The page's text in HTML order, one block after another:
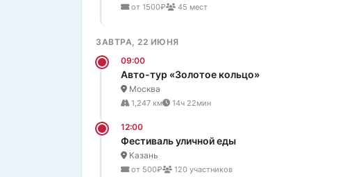
от 1500₽ 45 мест
ЗАВТРА, 22 ИЮНЯ
09:00
Авто-тур «Золотое кольцо»
Москва
1,247 км 14ч 22мин
12:00
Фестиваль уличной еды
Казань
от 500₽ 120 участников